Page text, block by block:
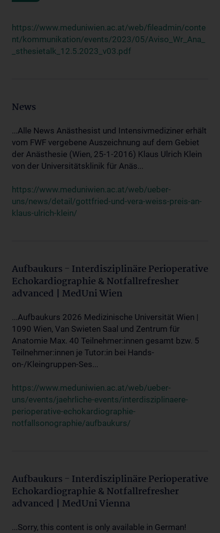
https://www.meduniwien.ac.at/web/fileadmin/conte
nt/kommunikation/events/2023/05/Aviso_Wr_Ana_
_sthesietalk_12.5.2023_v03.pdf
News
...Alle News Anästhesist und Intensivmediziner erhält
vom FWF vergebene Auszeichnung auf dem Gebiet
der Anästhesie (Wien, 25-1-2016) Klaus Ulrich Klein
von der Universitätsklinik für Anäs...
https://www.meduniwien.ac.at/web/ueber-
uns/news/detail/gottfried-und-vera-weiss-preis-an-
klaus-ulrich-klein/
Aufbaukurs - Interdisziplinäre Perioperative
Echokardiographie & Notfallrefresher
advanced | MedUni Wien
...Aufbaukurs 2026 Medizinische Universität Wien |
1090 Wien, Van Swieten Saal und Zentrum für
Anatomie Max. 40 Teilnehmer:innen gesamt bzw. 5
Teilnehmer:innen je Tutor:in bei Hands-
on-/Kleingruppen-Ses...
https://www.meduniwien.ac.at/web/ueber-
uns/events/jaehrliche-events/interdisziplinaere-
perioperative-echokardiographie-
notfallsonographie/aufbaukurs/
Aufbaukurs - Interdisziplinäre Perioperative
Echokardiographie & Notfallrefresher
advanced | MedUni Vienna
...Sorry, this content is only available in German!